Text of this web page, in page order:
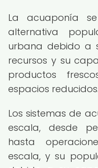
La acuaponía
alternativa
urbana debido a
recursos y su
productos
espacios reducidos.
Los sistemas de
escala, desde
hasta
escala, y su